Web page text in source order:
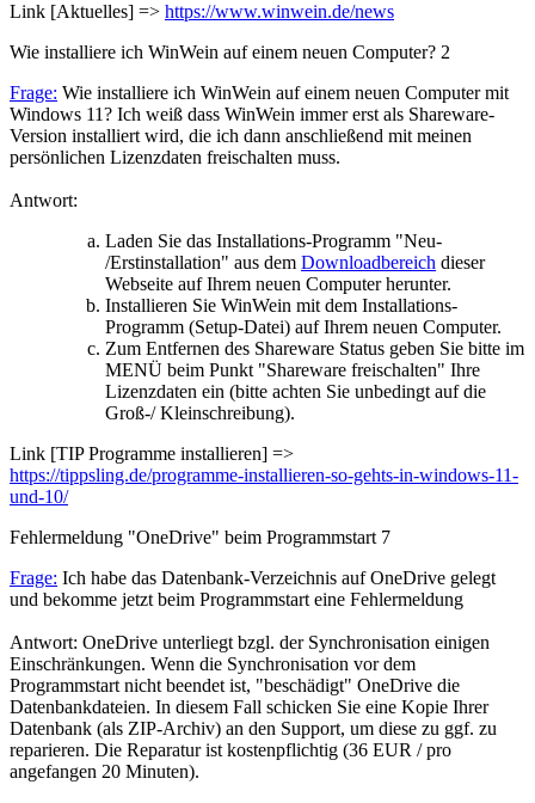
Link [Aktuelles] => https://www.winwein.de/news
Wie installiere ich WinWein auf einem neuen Computer? 2
Frage: Wie installiere ich WinWein auf einem neuen Computer mit
Windows 11? Ich weiß dass WinWein immer erst als Shareware-
Version installiert wird, die ich dann anschließend mit meinen
persönlichen Lizenzdaten freischalten muss.
Antwort:
Laden Sie das Installations-Programm "Neu-
/Erstinstallation" aus dem Downloadbereich dieser
Webseite auf Ihrem neuen Computer herunter.
Installieren Sie WinWein mit dem Installations-
Programm (Setup-Datei) auf Ihrem neuen Computer.
Zum Entfernen des Shareware Status geben Sie bitte im
MENÜ beim Punkt "Shareware freischalten" Ihre
Lizenzdaten ein (bitte achten Sie unbedingt auf die
Groß-/ Kleinschreibung).
Link [TIP Programme installieren] =>
https://tippsling.de/programme-installieren-so-gehts-in-windows-11-
und-10/
Fehlermeldung "OneDrive" beim Programmstart 7
Frage: Ich habe das Datenbank-Verzeichnis auf OneDrive gelegt
und bekomme jetzt beim Programmstart eine Fehlermeldung
Antwort: OneDrive unterliegt bzgl. der Synchronisation einigen
Einschränkungen. Wenn die Synchronisation vor dem
Programmstart nicht beendet ist, "beschädigt" OneDrive die
Datenbankdateien. In diesem Fall schicken Sie eine Kopie Ihrer
Datenbank (als ZIP-Archiv) an den Support, um diese zu ggf. zu
reparieren. Die Reparatur ist kostenpflichtig (36 EUR / pro
angefangen 20 Minuten).